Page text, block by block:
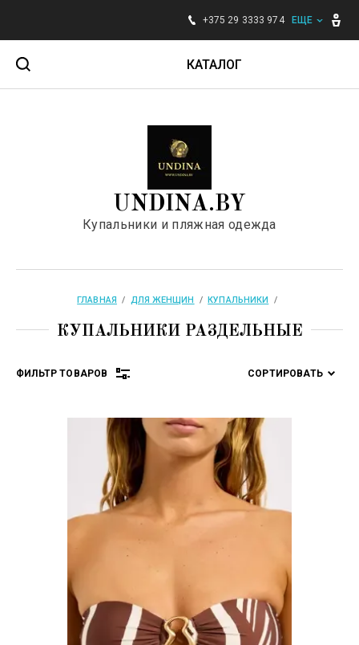
+375 29 3333 974 ЕЩЕ
КАТАЛОГ
UNDINA.BY
Купальники и пляжная одежда
ГЛАВНАЯ
  /
ДЛЯ ЖЕНЩИН
  /
КУПАЛЬНИКИ
  /
КУПАЛЬНИКИ РАЗДЕЛЬНЫЕ
ФИЛЬТР ТОВАРОВ
до
Производитель:
СБРОСИТЬ
СОРТИРОВАТЬ